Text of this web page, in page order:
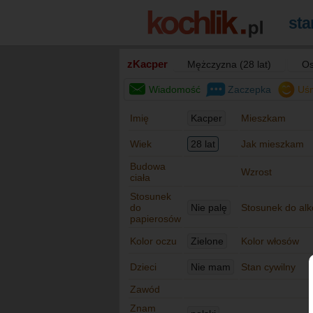
zKacper Mężczyzna (28 lat)
Wiadomość Zaczepka
Imię Kacper Mieszkam
Wiek 28 lat
Jak mieszkam
Budowa
ciała
Wzrost
Stosunek
do
papierosów
Nie palę Stosunek do
Kolor oczu Zielone Kolor włosów
Dzieci Nie mam Stan cywilny
Zawód
Znam